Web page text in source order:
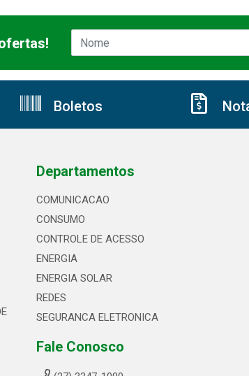
Boletos
Departamentos
COMUNICACAO
CONSUMO
CONTROLE DE ACESSO
ENERGIA
ENERGIA SOLAR
REDES
SEGURANCA ELETRONICA
Fale Conosco